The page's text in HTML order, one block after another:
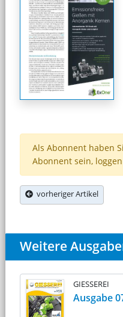
Als Abonnent haben
Abonnent sein,
vorheriger Artikel
Weitere
GIESSEREI
Ausgabe